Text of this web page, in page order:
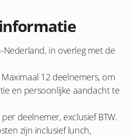
Nederland, in overleg met de
Maximaal 12 deelnemers, om
en persoonlijke aandacht te
per deelnemer, exclusief BTW.
zijn inclusief lunch,